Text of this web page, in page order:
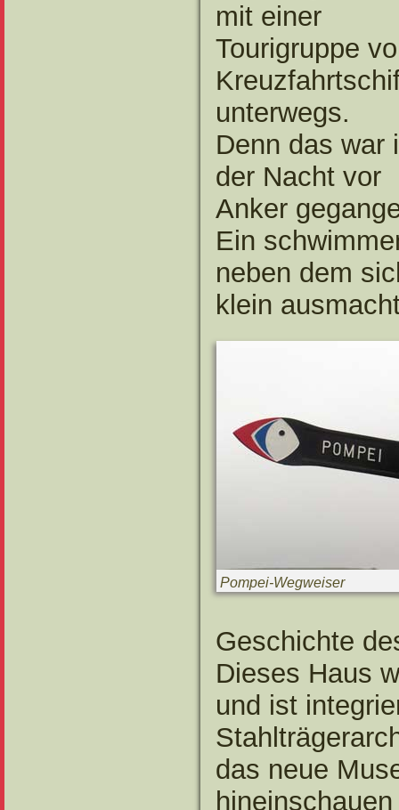
mit einer
Tourigruppe
unterwegs.
Denn das war
der Nacht vor
Anker
Ein
neben dem
klein
Pompei-Wegweiser
Geschichte
Dieses Haus
und ist
das neue